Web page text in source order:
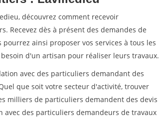
découvrez comment recevoir
Recevez dès à présent des demandes de
ainsi proposer vos services à tous les
d'un artisan pour réaliser leurs travaux.
avec des particuliers demandant des
que soit votre secteur d'activité, trouver
milliers de particuliers demandent des devis
des particuliers demandeurs de travaux